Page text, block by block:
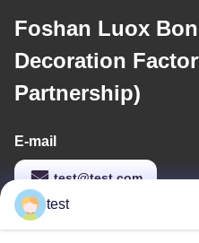
Foshan Luox
Decoration
Partnership)
E-mail
test@test.com
test